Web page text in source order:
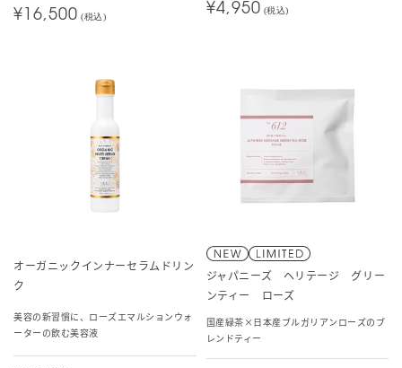
¥16,500 (税込) ¥4,950 (税込)
オーガニックインナーセラムドリン
ク
美容の新習慣に、ローズエマルションウォ
ーターの飲む美容液
ジャパニーズ ヘリテージ グリー
ンティー ローズ
国産緑茶×日本産ブルガリアンローズのブ
レンドティー